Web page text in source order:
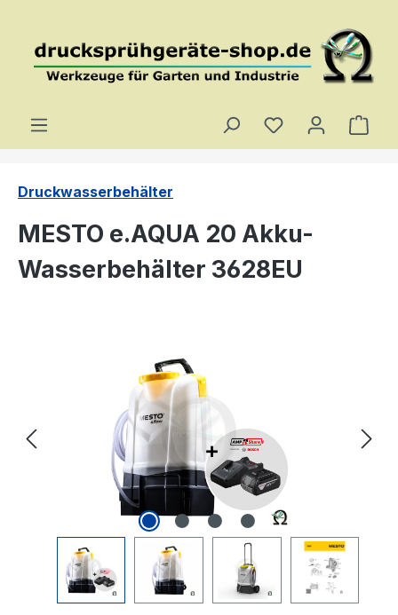
Du hast 0
Druckwasserbehälter
MESTO e.AQUA 20 Akku-
Wasserbehälter 3628EU